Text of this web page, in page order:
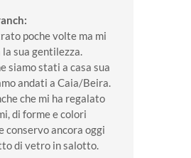
poche volte ma mi
sua gentilezza.
siamo stati a casa sua
andati a Caia/Beira.
che mi ha regalato
di forme e colori
conservo ancora oggi
di vetro in salotto.